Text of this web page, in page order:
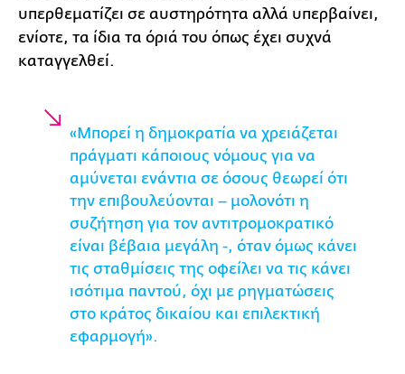
υπερθεματίζει σε αυστηρότητα αλλά υπερβαίνει,
ενίοτε, τα ίδια τα όριά του όπως έχει συχνά
καταγγελθεί.
«Μπορεί η δημοκρατία να χρειάζεται
πράγματι κάποιους νόμους για να
αμύνεται ενάντια σε όσους θεωρεί ότι
την επιβουλεύονται – μολονότι η
συζήτηση για τον αντιτρομοκρατικό
είναι βέβαια μεγάλη -, όταν όμως κάνει
τις σταθμίσεις της οφείλει να τις κάνει
ισότιμα παντού, όχι με ρηγματώσεις
στο κράτος δικαίου και επιλεκτική
εφαρμογή».